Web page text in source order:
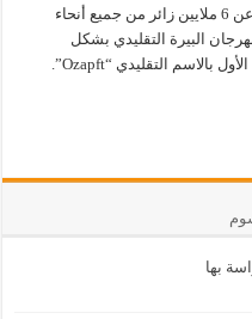
المتوقع أن يستضيف المهرجان ما لا يقل عن 6 ملايين زائر من جميع أنحاء
البيرة التقليدي بشكل
رسمي ظهيرة اليوم من خلال فتح البرميل الأول بالاسم التقليدي “Ozapft”.
بها